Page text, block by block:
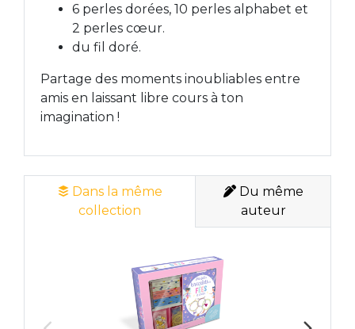
6 perles dorées, 10 perles alphabet et
2 perles cœur.
du fil doré.
Partage des moments inoubliables entre
amis en laissant libre cours à ton
imagination !
Dans la même
collection
Du même
auteur